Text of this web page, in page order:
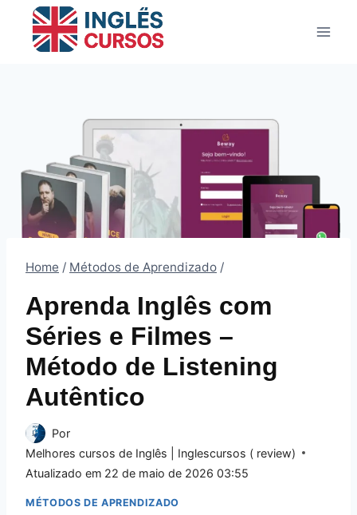
Home / Métodos de Aprendizado /
Aprenda Inglês com
Séries e Filmes –
Método de Listening
Autêntico
Por
Melhores cursos de Inglês | Inglescursos ( review)
Atualizado em 22 de maio de 2026 03:55
MÉTODOS DE APRENDIZADO